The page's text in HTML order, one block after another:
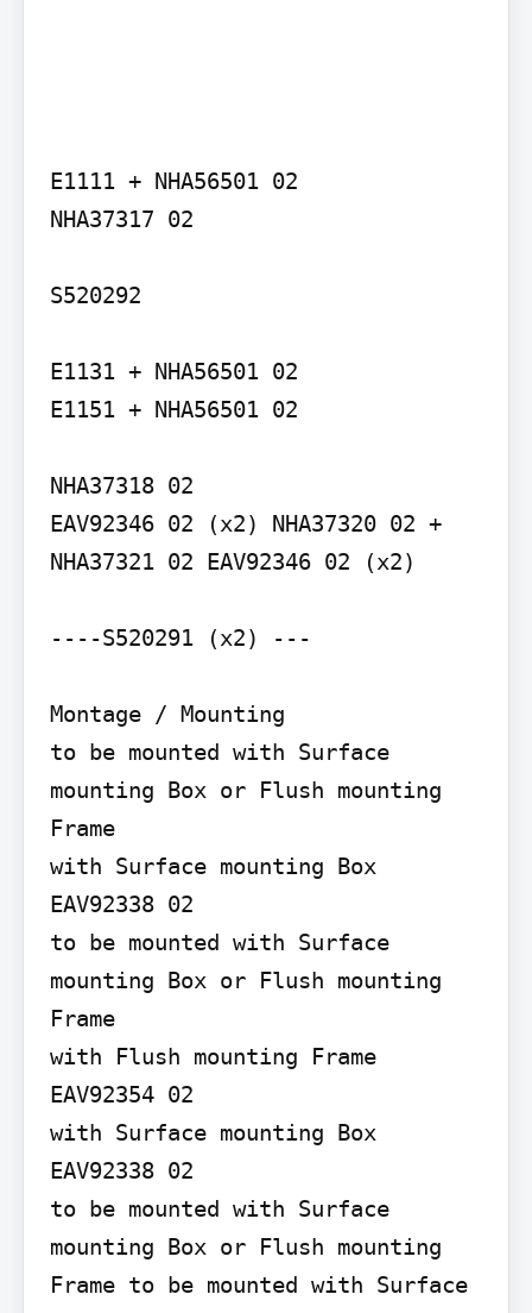
E1111 + NHA56501 02
NHA37317 02
S520292
E1131 + NHA56501 02
E1151 + NHA56501 02
NHA37318 02
EAV92346 02 (x2) NHA37320 02 +
NHA37321 02 EAV92346 02 (x2)
----S520291 (x2) ---
Montage / Mounting
to be mounted with Surface
mounting Box or Flush mounting
Frame
with Surface mounting Box
EAV92338 02
to be mounted with Surface
mounting Box or Flush mounting
Frame
with Flush mounting Frame
EAV92354 02
with Surface mounting Box
EAV92338 02
to be mounted with Surface
mounting Box or Flush mounting
Frame to be mounted with Surface